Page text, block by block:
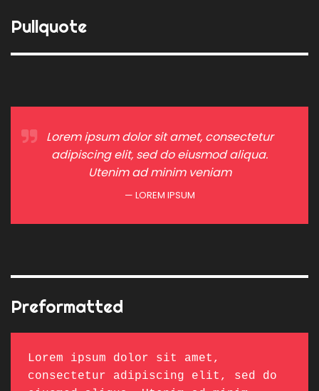
Pullquote
Lorem ipsum dolor sit amet, consectetur
adipiscing elit, sed do eiusmod aliqua.
Utenim ad minim veniam
LOREM IPSUM
Preformatted
Lorem ipsum dolor sit amet,
consectetur adipiscing elit, sed do